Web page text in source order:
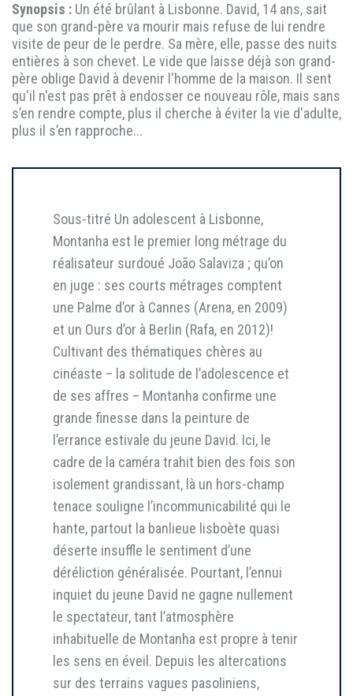
Synopsis : Un été brûlant à Lisbonne. David, 14 ans, sait
que son grand-père va mourir mais refuse de lui rendre
visite de peur de le perdre. Sa mère, elle, passe des nuits
entières à son chevet. Le vide que laisse déjà son grand-
père oblige David à devenir l'homme de la maison. Il sent
qu'il n'est pas prêt à endosser ce nouveau rôle, mais sans
s’en rendre compte, plus il cherche à éviter la vie d'adulte,
plus il s’en rapproche...
Sous-titré Un adolescent à Lisbonne,
Montanha est le premier long métrage du
réalisateur surdoué João Salaviza ; qu’on
en juge : ses courts métrages comptent
une Palme d’or à Cannes (Arena, en 2009)
et un Ours d’or à Berlin (Rafa, en 2012)!
Cultivant des thématiques chères au
cinéaste – la solitude de l’adolescence et
de ses affres – Montanha confirme une
grande finesse dans la peinture de
l’errance estivale du jeune David. Ici, le
cadre de la caméra trahit bien des fois son
isolement grandissant, là un hors-champ
tenace souligne l’incommunicabilité qui le
hante, partout la banlieue lisboète quasi
déserte insuffle le sentiment d’une
déréliction généralisée. Pourtant, l’ennui
inquiet du jeune David ne gagne nullement
le spectateur, tant l’atmosphère
inhabituelle de Montanha est propre à tenir
les sens en éveil. Depuis les altercations
sur des terrains vagues pasoliniens,